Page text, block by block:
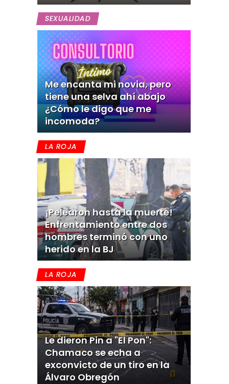
SEXUALIDAD
Me encanta mi novia, pero
tiene una selva ahí abajo
¿Cómo le digo que me
incomoda?
LA ROJA
¡Pelearon hasta la muerte!
Enfrentamiento entre dos
hombres terminó con uno
herido en la BJ
LA ROJA
Le dieron Pin a "El Pon":
Chamaco se echa a
exconvicto de un tiro en la
Álvaro Obregón